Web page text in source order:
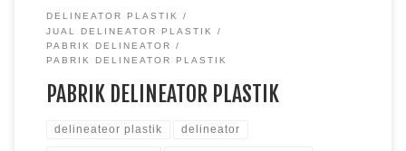
DELINEATOR PLASTIK
JUAL DELINEATOR PLASTIK
PABRIK DELINEATOR
PABRIK DELINEATOR PLASTIK
PABRIK DELINEATOR PLASTIK
delineateor plastik delineator